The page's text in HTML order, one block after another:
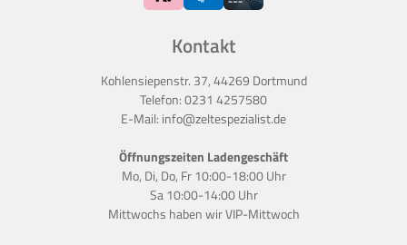
Kontakt
Kohlensiepenstr. 37, 44269 Dortmund
Telefon:0231 4257580
E-Mail: info@zeltespezialist.de
Öffnungszeiten Ladengeschäft
Mo, Di, Do, Fr 10:00-18:00 Uhr
Sa 10:00-14:00 Uhr
Mittwochs haben wirVIP-Mittwoch